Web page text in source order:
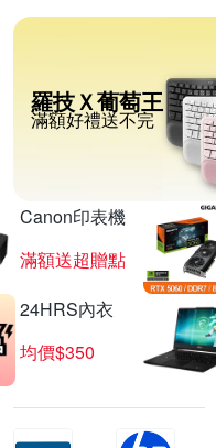
羅技Ｘ葡萄王
滿額好禮送不完
Canon印表機
滿額送超贈點
24HRS內衣
均價$350